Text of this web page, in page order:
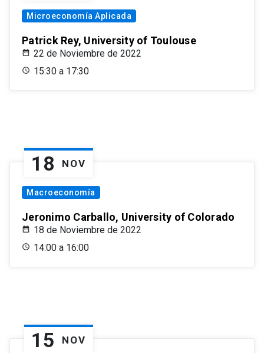
Microeconomía Aplicada
Patrick Rey, University of Toulouse
22 de Noviembre de 2022
15:30 a 17:30
18 NOV
Macroeconomía
Jeronimo Carballo, University of Colorado
18 de Noviembre de 2022
14:00 a 16:00
15 NOV